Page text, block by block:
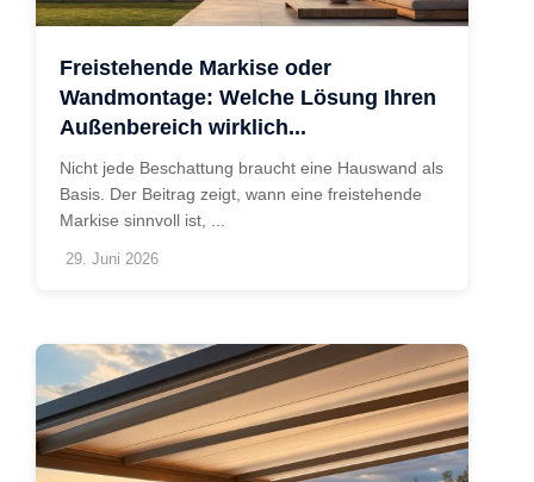
Freistehende Markise oder
Wandmontage: Welche Lösung Ihren
Außenbereich wirklich...
Nicht jede Beschattung braucht eine Hauswand als
Basis. Der Beitrag zeigt, wann eine freistehende
Markise sinnvoll ist, ...
29. Juni 2026